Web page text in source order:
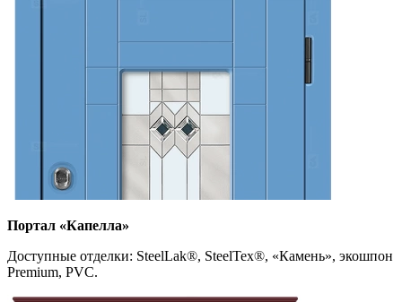
Портал «Капелла»
Доступные отделки: SteelLak®, SteelTex®, «Камень», экошпон
Premium, PVC.